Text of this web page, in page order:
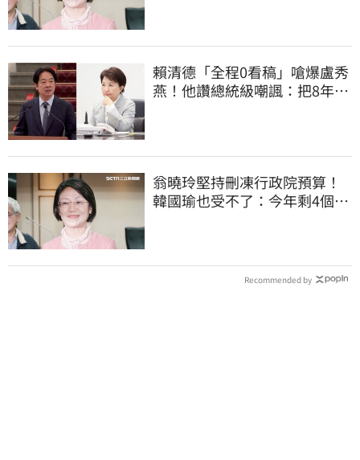
賴清德「全程0看稿」嗆爆盧秀
燕！他讚總統級嘲諷：把8年總
翁曉玲堅持刪凍行政院預算！
韓國瑜也受不了：今年剩4個月
Recommended by